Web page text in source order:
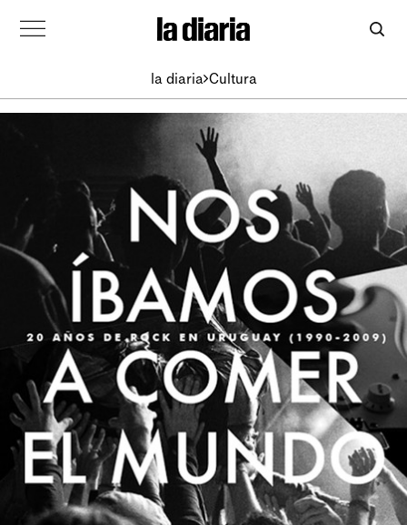
la diaria Cultura